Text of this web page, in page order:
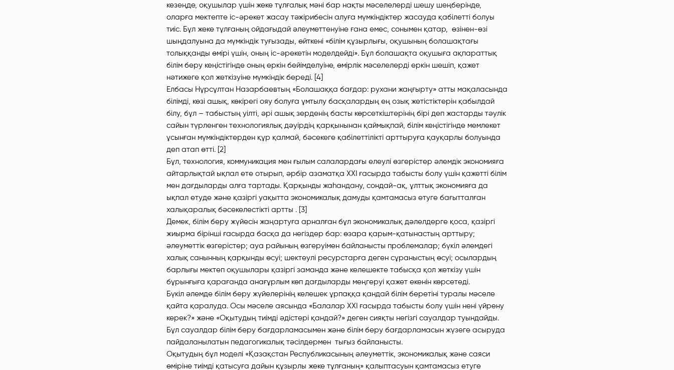
кезеңде, оқушылар үшін жеке тұлғалық мәні бар нақты мәселелерді шешу шеңберінде,
оларға мектепте іс-әрекет жасау тәжірибесін алуға мүмкіндіктер жасауда қабілетті болуы
тиіс. Бұл жеке тұлғаның ойдағыдай әлеуметтенуіне ғана емес, сонымен қатар, өзінен-өзі
шыңдалуына да мүмкіндік туғызады, өйткені «білім құзырлығы, оқушының болашақтағы
толыққанды өмірі үшін, оның іс-әрекетін моделдейді». Бұл болашақта оқушыға ақпараттық
білім беру кеңістігінде оның еркін бейімделуіне, өмірлік мәселелерді еркін шешіп, қажет
нәтижеге қол жеткізуіне мүмкіндік береді. [4]
Елбасы Нұрсұлтан Назарбаевтың «Болашаққа бағдар: рухани жаңғырту» атты мақаласында
білімді, көзі ашық, көкірегі ояу болуға ұмтылу басқалардың ең озық жетістіктерін қабылдай
білу, бұл – табыстың уілті, әрі ашық зерденің басты көрсеткіштерінің бірі деп жастарды тәулік
сайын түрленген технологиялық дәуірдің қарқынынан қаймықпай, білім кеңістігінде мемлекет
ұсынған мүмкіндіктерден құр қалмай, бәсекеге қабілеттілікті арттыруға қауқарлы болуында
деп атап өтті. [2]
Бұл, технология, коммуникация мен ғылым салалардағы елеулі өзгерістер әлемдік экономияға
айтарлықтай ықпал ете отырып, әрбір азаматқа ХХІ ғасырда табысты болу үшін қажетті білім
мен дағдыларды алға тартады. Қарқынды жаһандану, сондай-ақ, ұлттық экономияға да
ықпал етуде және қазіргі уақытта экономикалық дамуды қамтамасыз етуге бағытталған
халықаралық бәсекелестікті артты . [3]
Демек, білім беру жүйесін жаңартуға арналған бұл экономикалық дәлелдерге қоса, қазіргі
жиырма бірінші ғасырда басқа да негіздер бар: өзара қарым-қатынастың арттыру;
әлеуметтік өзгерістер; ауа райының өзгеруімен байланысты проблемалар; бүкіл әлемдегі
халық санынның қарқынды өсуі; шектеулі ресурстарға деген сұраныстың өсуі; осылардың
барлығы мектеп оқушылары қазіргі заманда және келешекте табысқа қол жеткізу үшін
бұрынғыға қарағанда анағұрлым көп дағдыларды меңгеруі қажет екенін көрсетеді.
Бүкіл әлемде білім беру жүйелерінің келешек ұрпаққа қандай білім беретіні туралы мәселе
қайта қаралуда. Осы мәселе аясында «Балалар ХХІ ғасырда табысты болу үшін нені үйрену
керек?» және «Оқытудың тиімді әдістері қандай?» деген сияқты негізгі сауалдар туындайды.
Бұл сауалдар білім беру бағдарламасымен және білім беру бағдарламасын жүзеге асыруда
пайдаланылатын педагогикалық тәсілдермен тығыз байланысты.
Оқытудың бұл моделі «Қазақстан Республикасының әлеуметтік, экономикалық және саяси
өміріне тиімді қатысуға дайын құзырлы жеке тұлғаның» қалыптасуын қамтамасыз етуге